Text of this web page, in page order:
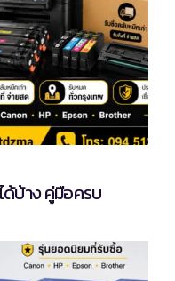
ด้บ้าง คู่มือครบ